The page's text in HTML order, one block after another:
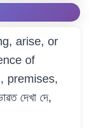
arise, or
of
premises,
দেখা দে,